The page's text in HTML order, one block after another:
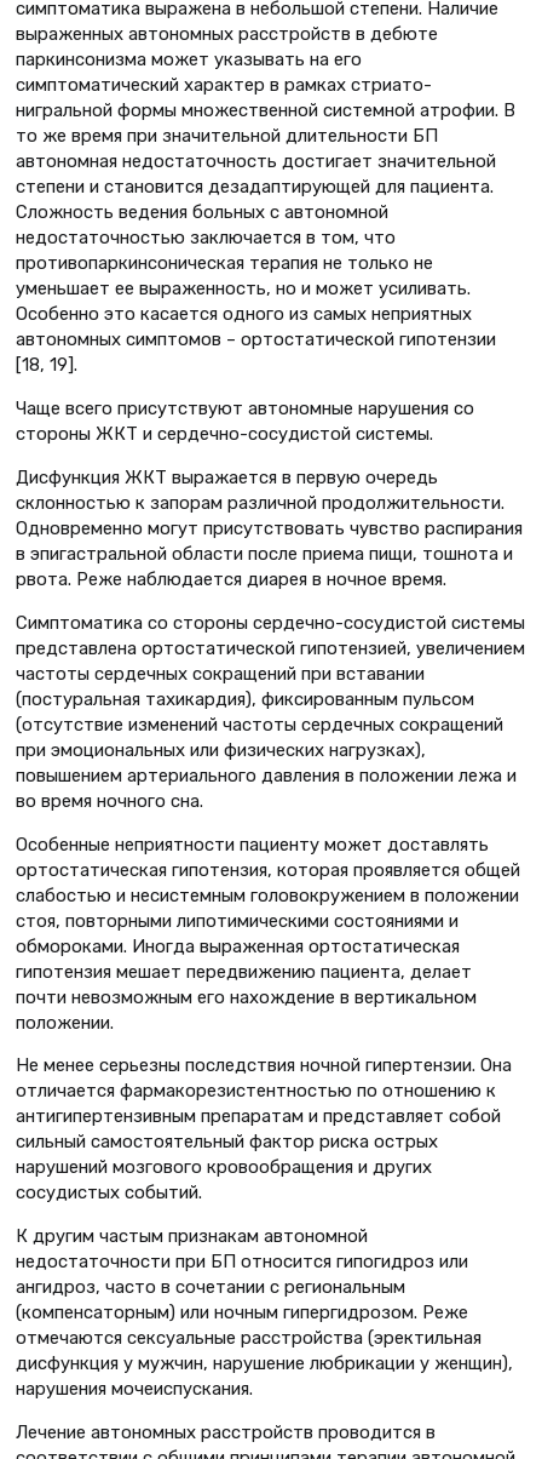
симптоматика выражена в небольшой степени. Наличие
выраженных автономных расстройств в дебюте
паркинсонизма может указывать на его
симптоматический характер в рамках стриато-
нигральной формы множественной системной атрофии. В
то же время при значительной длительности БП
автономная недостаточность достигает значительной
степени и становится дезадаптирующей для пациента.
Сложность ведения больных с автономной
недостаточностью заключается в том, что
противопаркинсоническая терапия не только не
уменьшает ее выраженность, но и может усиливать.
Особенно это касается одного из самых неприятных
автономных симптомов – ортостатической гипотензии
[18, 19].
Чаще всего присутствуют автономные нарушения со
стороны ЖКТ и сердечно-сосудистой системы.
Дисфункция ЖКТ выражается в первую очередь
склонностью к запорам различной продолжительности.
Одновременно могут присутствовать чувство распирания
в эпигастральной области после приема пищи, тошнота и
рвота. Реже наблюдается диарея в ночное время.
Симптоматика со стороны сердечно-сосудистой системы
представлена ортостатической гипотензией, увеличением
частоты сердечных сокращений при вставании
(постуральная тахикардия), фиксированным пульсом
(отсутствие изменений частоты сердечных сокращений
при эмоциональных или физических нагрузках),
повышением артериального давления в положении лежа и
во время ночного сна.
Особенные неприятности пациенту может доставлять
ортостатическая гипотензия, которая проявляется общей
слабостью и несистемным головокружением в положении
стоя, повторными липотимическими состояниями и
обмороками. Иногда выраженная ортостатическая
гипотензия мешает передвижению пациента, делает
почти невозможным его нахождение в вертикальном
положении.
Не менее серьезны последствия ночной гипертензии. Она
отличается фармакорезистентностью по отношению к
антигипертензивным препаратам и представляет собой
сильный самостоятельный фактор риска острых
нарушений мозгового кровообращения и других
сосудистых событий.
К другим частым признакам автономной
недостаточности при БП относится гипогидроз или
ангидроз, часто в сочетании с региональным
(компенсаторным) или ночным гипергидрозом. Реже
отмечаются сексуальные расстройства (эректильная
дисфункция у мужчин, нарушение любрикации у женщин),
нарушения мочеиспускания.
Лечение автономных расстройств проводится в